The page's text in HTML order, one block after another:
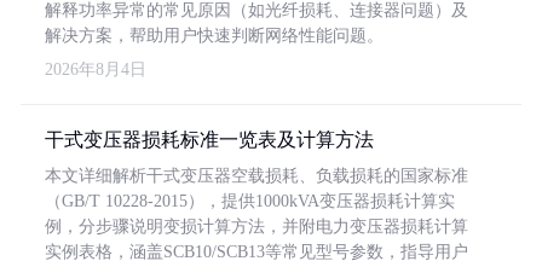
解释功率异常的常见原因（如光纤损耗、连接器问题）及
解决方案，帮助用户快速判断网络性能问题。
2026年8月4日
干式变压器损耗标准一览表及计算方法
本文详细解析干式变压器空载损耗、负载损耗的国家标准
（GB/T 10228-2015），提供1000kVA变压器损耗计算实
例，分步骤说明变损计算方法，并附电力变压器损耗计算
实例表格，涵盖SCB10/SCB13等常见型号参数，指导用户